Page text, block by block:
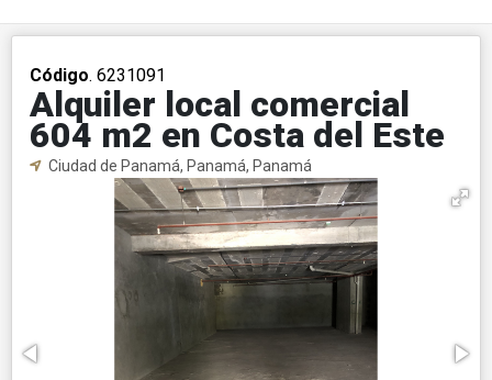
Código. 6231091
Alquiler local comercial
604 m2 en Costa del Este
Ciudad de Panamá, Panamá, Panamá